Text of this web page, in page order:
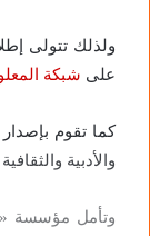
ولذلك تتولى
على شبكة
كما تقوم
والأدبية
وتأمل مؤسسة «